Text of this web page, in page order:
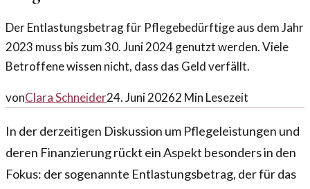
Der Entlastungsbetrag für Pflegebedürftige aus dem Jahr
2023 muss bis zum 30. Juni 2024 genutzt werden. Viele
Betroffene wissen nicht, dass das Geld verfällt.
vonClara Schneider24. Juni 20262 Min Lesezeit
In der derzeitigen Diskussion um Pflegeleistungen und
deren Finanzierung rückt ein Aspekt besonders in den
Fokus: der sogenannte Entlastungsbetrag, der für das